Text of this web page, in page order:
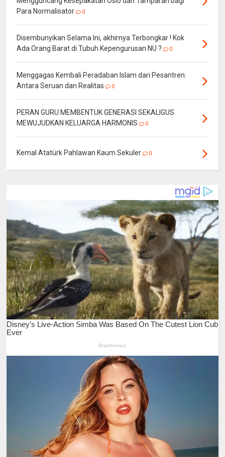
Para Normalisator
0
Disembunyikan Selama Ini, akhirnya Terbongkar ! Kok
Ada Orang Barat di Tubuh Kepengurusan NU ?
0
Menggagas Kembali Peradaban Islam dari Pesantren:
Antara Seruan dan Realitas
0
PERAN GURU MEMBENTUK GENERASI SEKALIGUS
MEWUJUDKAN KELUARGA HARMONIS
0
Kemal Atatürk Pahlawan Kaum Sekuler 0